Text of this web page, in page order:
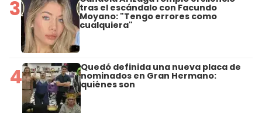
3 tras el escándalo con Facundo
Moyano: "Tengo errores como
cualquiera"
4 Quedó definida una nueva placa de
nominados en Gran Hermano:
quiénes son